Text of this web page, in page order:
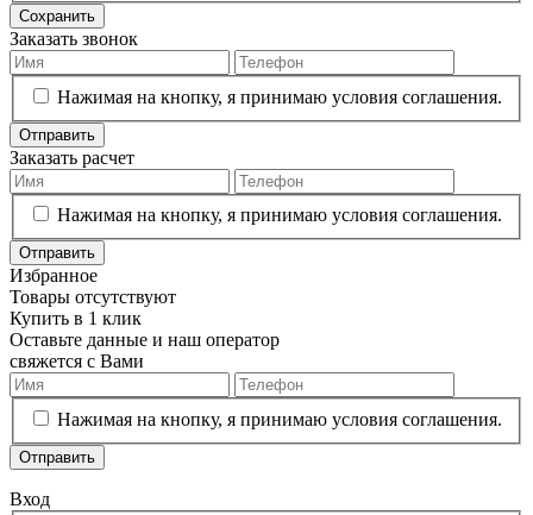
Сохранить
Заказать звонок
Нажимая на кнопку, я принимаю условия соглашения.
Отправить
Заказать расчет
Нажимая на кнопку, я принимаю условия соглашения.
Отправить
Избранное
Товары отсутствуют
Купить в 1 клик
Оставьте данные и наш оператор
свяжется с Вами
Нажимая на кнопку, я принимаю условия соглашения.
Отправить
Вход